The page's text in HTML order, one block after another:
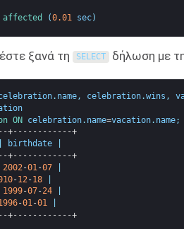
affected (0.01 sec)
ξανά τη SELECT δήλωση με
. name, celebration.wins ,
ON celebration. name=vacation. name;
+------------+
birthdate
+------------+
2002 -01 -07
-12 -18
1999-07-24
-01-01
+------------+